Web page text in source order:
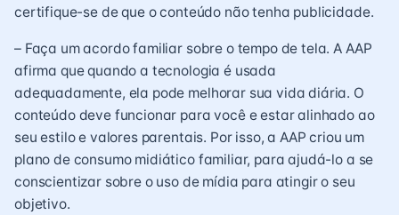
certifique-se de que o conteúdo não tenha publicidade.
– Faça um acordo familiar sobre o tempo de tela. A AAP
afirma que quando a tecnologia é usada
adequadamente, ela pode melhorar sua vida diária. O
conteúdo deve funcionar para você e estar alinhado ao
seu estilo e valores parentais. Por isso, a AAP criou um
plano de consumo midiático familiar, para ajudá-lo a se
conscientizar sobre o uso de mídia para atingir o seu
objetivo.